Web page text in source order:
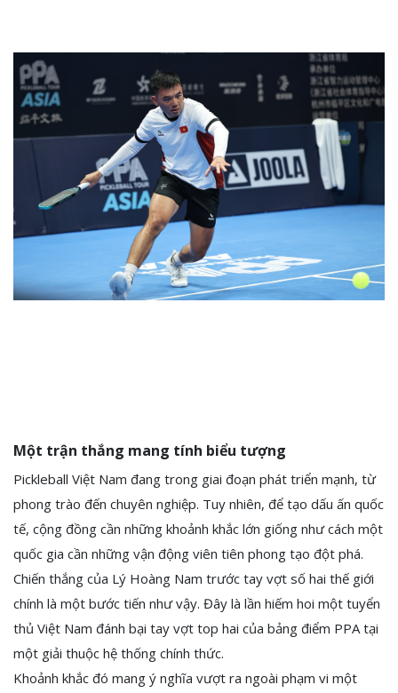
Một trận thắng mang tính biểu tượng
Pickleball Việt Nam đang trong giai đoạn phát triển mạnh, từ
phong trào đến chuyên nghiệp. Tuy nhiên, để tạo dấu ấn quốc
tế, cộng đồng cần những khoảnh khắc lớn giống như cách một
quốc gia cần những vận động viên tiên phong tạo đột phá.
Chiến thắng của Lý Hoàng Nam trước tay vợt số hai thế giới
chính là một bước tiến như vậy. Đây là lần hiếm hoi một tuyển
thủ Việt Nam đánh bại tay vợt top hai của bảng điểm PPA tại
một giải thuộc hệ thống chính thức.
Khoảnh khắc đó mang ý nghĩa vượt ra ngoài phạm vi một